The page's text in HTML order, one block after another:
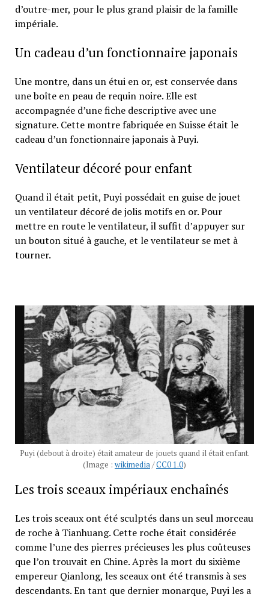
d’outre-mer, pour le plus grand plaisir de la famille
impériale.
Un cadeau d’un fonctionnaire japonais
Une montre, dans un étui en or, est conservée dans
une boîte en peau de requin noire. Elle est
accompagnée d’une fiche descriptive avec une
signature. Cette montre fabriquée en Suisse était le
cadeau d’un fonctionnaire japonais à Puyi.
Ventilateur décoré pour enfant
Quand il était petit, Puyi possédait en guise de jouet
un ventilateur décoré de jolis motifs en or. Pour
mettre en route le ventilateur, il suffit d’appuyer sur
un bouton situé à gauche, et le ventilateur se met à
tourner.
Puyi (debout à droite) était amateur de jouets quand il était enfant.
(Image : wikimedia/CC0 1.0)
Les trois sceaux impériaux enchaînés
Les trois sceaux ont été sculptés dans un seul morceau
de roche à Tianhuang. Cette roche était considérée
comme l’une des pierres précieuses les plus coûteuses
que l’on trouvait en Chine. Après la mort du sixième
empereur Qianlong, les sceaux ont été transmis à ses
descendants. En tant que dernier monarque, Puyi les a